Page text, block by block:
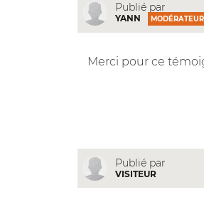
Publié par
YANN MODÉRATEUR
Merci pour ce
Publié par
VISITEUR